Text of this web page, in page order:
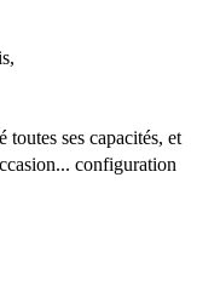
ses capacités, et
configuration